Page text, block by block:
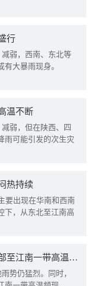
行
弱，西南、东北等
大暴雨现身。
温不断
弱，但在陕西、四
雨可能引发的次生灾
热持续
要出现在华南和西南
下，从东北至江南高
四川陕西等地需警惕降雨叠加致灾 华北南部至江南一带高温频现
势仍猛烈。同时，